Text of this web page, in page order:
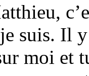
suis. Il
moi et